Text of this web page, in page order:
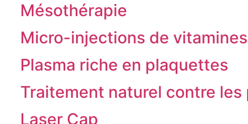
Mésothérapie
Micro-injections de
Plasma riche en plaquettes
Traitement naturel contre
Laser Cap